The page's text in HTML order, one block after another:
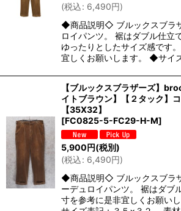
(税込: 6,490円)
◆商品説明◇ ブルックスブラ
ロイパンツ。 裾はダブル仕立
ゆったりとしたサイズ感です
宜しくお願いします。 ◆サ
【ブルックスブラザーズ】
イトブラウン】【２タック】
【35X32】
[FC0825-5-FC29-H-M]
5,900円(税別)
(税込: 6,490円)
◆商品説明◇ ブルックスブラ
ーデュロイパンツ。 裾はダブ
寸を参考に是非宜しくお願い